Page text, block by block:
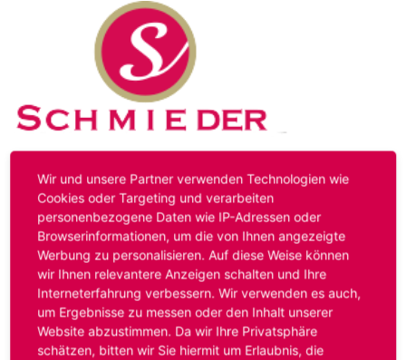
Kontakt Impressum Datenschutz
Hinweis:Das von ihnen aufgerufene Stellenangebot ist
bereits ausgelaufen. Alternative Stellenanzeigen finden
Sie unter:
www.schmieder-personal.de/stellenangebote
Oder Sie bewerben sich
initiativund wir suchen für Sie
passende Stellenangebote.
Wir und unsere Partner verwenden Technologien wie
Cookies oder Targeting und verarbeiten
personenbezogene Daten wie IP-Adressen oder
Browserinformationen, um die von Ihnen angezeigte
Werbung zu personalisieren. Auf diese Weise können
wir Ihnen relevantere Anzeigen schalten und Ihre
Interneterfahrung verbessern. Wir verwenden es auch,
um Ergebnisse zu messen oder den Inhalt unserer
Website abzustimmen. Da wir Ihre Privatsphäre
schätzen, bitten wir Sie hiermit um Erlaubnis, die